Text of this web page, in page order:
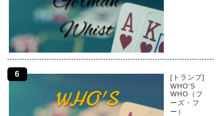
[トランプ]
WHO’S
WHO（フ
ーズ・フ
ー）